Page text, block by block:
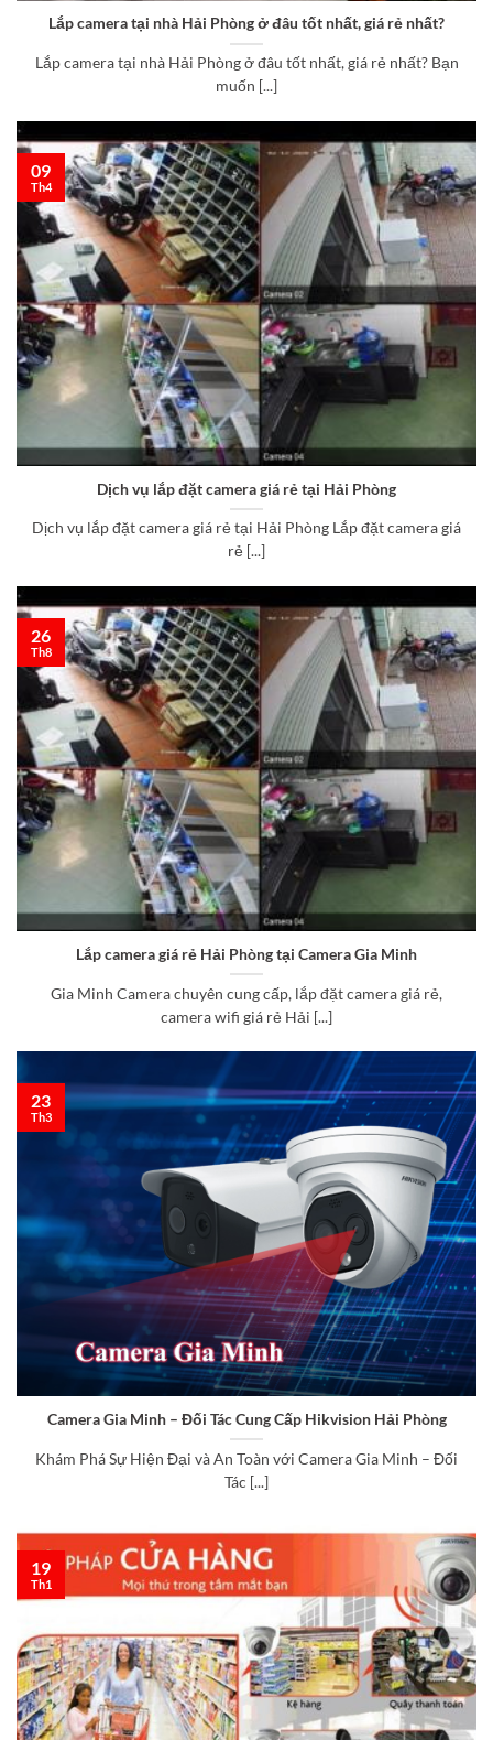
Lắp camera tại nhà Hải Phòng ở đâu tốt nhất, giá rẻ nhất?
Lắp camera tại nhà Hải Phòng ở đâu tốt nhất, giá rẻ nhất? Bạn
muốn [...]
Dịch vụ lắp đặt camera giá rẻ tại Hải Phòng
Dịch vụ lắp đặt camera giá rẻ tại Hải Phòng Lắp đặt camera giá
rẻ [...]
09
Th4
Lắp camera giá rẻ Hải Phòng tại Camera Gia Minh
Gia Minh Camera chuyên cung cấp, lắp đặt camera giá rẻ,
camera wifi giá rẻ Hải [...]
26
Th8
Camera Gia Minh – Đối Tác Cung Cấp Hikvision Hải Phòng
Khám Phá Sự Hiện Đại và An Toàn với Camera Gia Minh – Đối
Tác [...]
23
Th3
19
Th1